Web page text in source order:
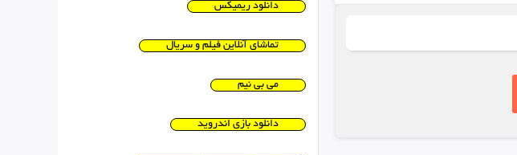
دانلود ریمیکس
تماشای آنلاین فیلم و سریال
می بی نیم
دانلود بازی اندروید